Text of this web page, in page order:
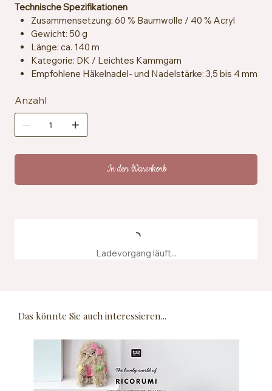
Technische Spezifikationen
Zusammensetzung: 60 % Baumwolle / 40 % Acryl
Gewicht: 50 g
Länge: ca. 140 m
Kategorie: DK / Leichtes Kammgarn
Empfohlene Häkelnadel- und Nadelstärke: 3,5 bis 4 mm
cm
Zertifizierung: OEKO-TEX® Standard 100
Pflegehinweise: Maschinenwaschbar bei 30 °C
Anzahl
In den Warenkorb
Ladevorgang läuft...
Das könnte Sie auch interessieren...